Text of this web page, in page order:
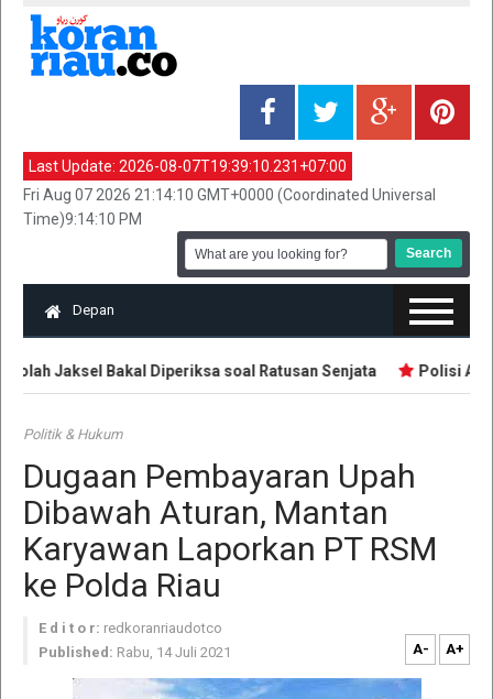
Last Update: 2026-08-07T19:39:10.231+07:00
Fri Aug 07 2026 21:14:10 GMT+0000 (Coordinated Universal
Time)9:14:10 PM
Depan
Jaksel Bakal Diperiksa soal Ratusan Senjata Polisi
Politik & Hukum
Dugaan Pembayaran Upah
Dibawah Aturan, Mantan
Karyawan Laporkan PT RSM
ke Polda Riau
E d i t o r: redkoranriaudotco
Published: Rabu, 14 Juli 2021 A- A+